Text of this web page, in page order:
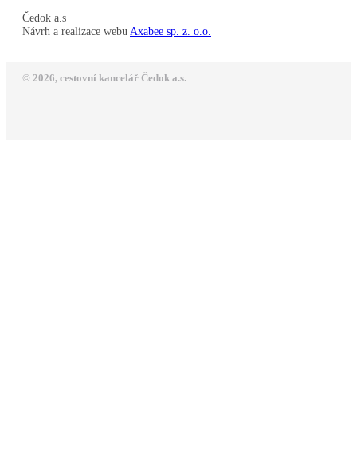
Čedok a.s
Návrh a realizace webu Axabee sp. z. o.o.
© 2026, cestovní kancelář Čedok a.s.